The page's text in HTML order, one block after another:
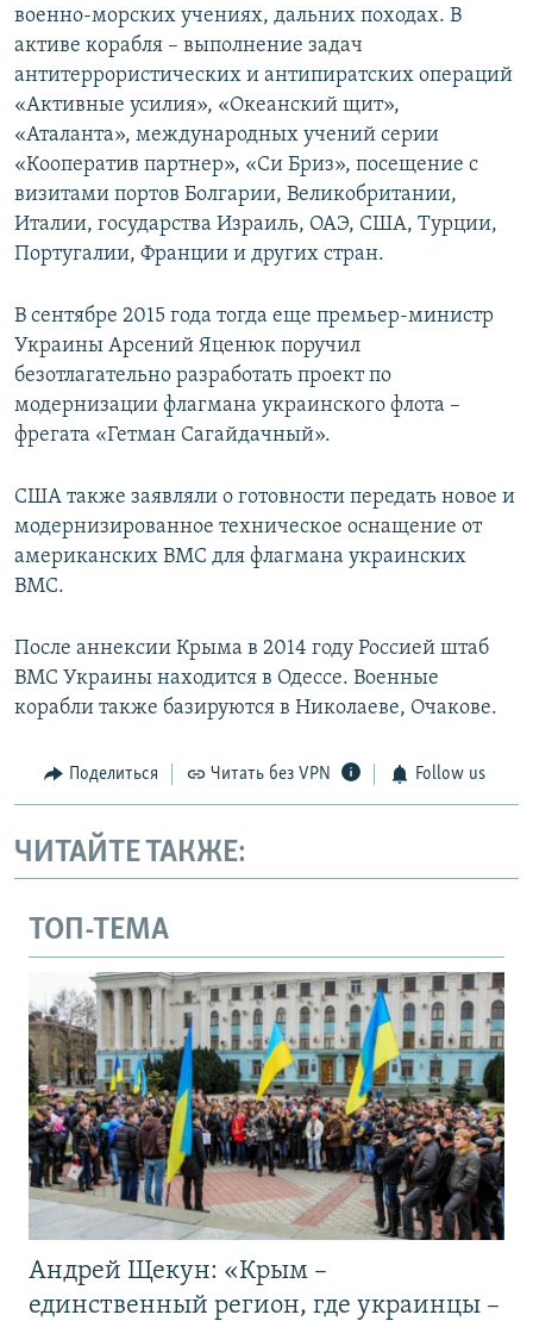
военно-морских учениях, дальних походах. В
активе корабля – выполнение задач
антитеррористических и антипиратских операций
«Активные усилия», «Океанский щит»,
«Аталанта», международных учений серии
«Кооператив партнер», «Си Бриз», посещение с
визитами портов Болгарии, Великобритании,
Италии, государства Израиль, ОАЭ, США, Турции,
Португалии, Франции и других стран.
В сентябре 2015 года тогда еще премьер-министр
Украины Арсений Яценюк поручил
безотлагательно разработать проект по
модернизации флагмана украинского флота –
фрегата «Гетман Сагайдачный».
США также заявляли о готовности передать новое и
модернизированное техническое оснащение от
американских ВМС для флагмана украинских
ВМС.
После аннексии Крыма в 2014 году Россией штаб
ВМС Украины находится в Одессе. Военные
корабли также базируются в Николаеве, Очакове.
Поделиться Читать без VPN Follow us
ЧИТАЙТЕ ТАКЖЕ:
ТОП-ТЕМА
Андрей Щекун: «Крым –
единственный регион, где украинцы –